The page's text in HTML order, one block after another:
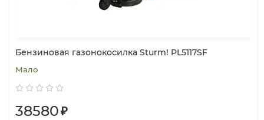
Бензиновая газонокосилка Sturm! PL5117SF
Мало
38580₽